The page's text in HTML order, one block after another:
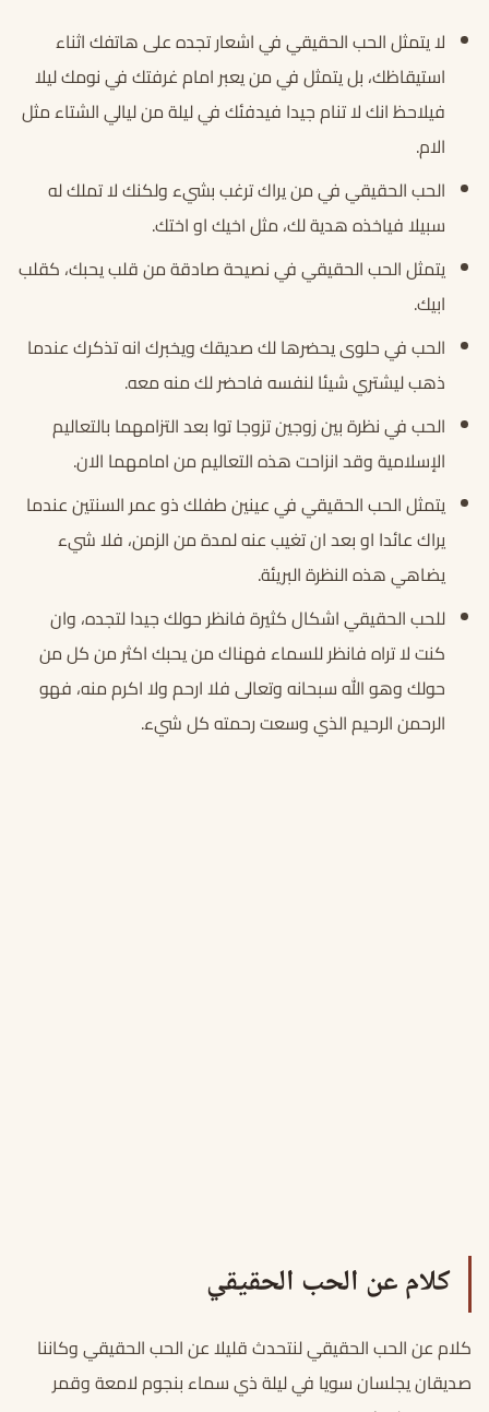
لا يتمثل الحب الحقيقي في اشعار تجده على هاتفك اثناء
استيقاظك، بل يتمثل في من يعبر امام غرفتك في نومك ليلا
فيلاحظ انك لا تنام جيدا فيدفئك في ليلة من ليالي الشتاء مثل
الام.
الحب الحقيقي في من يراك ترغب بشيء ولكنك لا تملك له
سبيلا فياخذه هدية لك، مثل اخيك او اختك.
يتمثل الحب الحقيقي في نصيحة صادقة من قلب يحبك، كقلب
ابيك.
الحب في حلوى يحضرها لك صديقك ويخبرك انه تذكرك عندما
ذهب ليشتري شيئا لنفسه فاحضر لك منه معه.
الحب في نظرة بين زوجين تزوجا توا بعد التزامهما بالتعاليم
الإسلامية وقد انزاحت هذه التعاليم من امامهما الان.
يتمثل الحب الحقيقي في عينين طفلك ذو عمر السنتين عندما
يراك عائدا او بعد ان تغيب عنه لمدة من الزمن، فلا شيء
يضاهي هذه النظرة البريئة.
للحب الحقيقي اشكال كثيرة فانظر حولك جيدا لتجده، وان
كنت لا تراه فانظر للسماء فهناك من يحبك اكثر من كل من
حولك وهو الله سبحانه وتعالى فلا ارحم ولا اكرم منه، فهو
الرحمن الرحيم الذي وسعت رحمته كل شيء.
كلام عن الحب الحقيقي
كلام عن الحب الحقيقي لنتحدث قليلا عن الحب الحقيقي وكاننا
صديقان يجلسان سويا في ليلة ذي سماء بنجوم لامعة وقمر